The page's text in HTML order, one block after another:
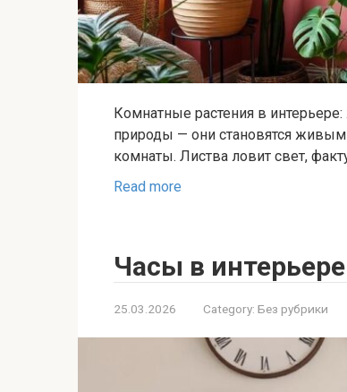
Комнатные растения в
природы — они становятся
комнаты. Листва ловит свет,
Read more
Часы в
25.03.2026 Category: Без рубрики